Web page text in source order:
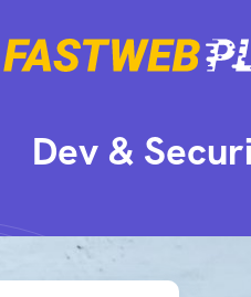
Dev &